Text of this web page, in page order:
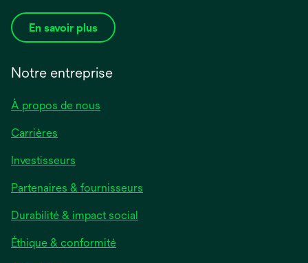
En savoir plus
Notre entreprise
À propos de nous
Carrières
Investisseurs
un
nouvel
onglet
Partenaires & fournisseurs
Durabilité & impact social
Éthique & conformité